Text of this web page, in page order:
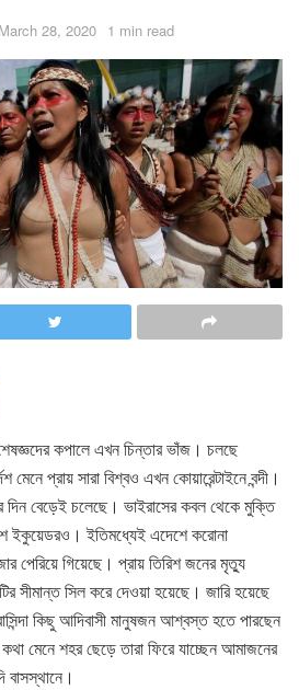
March 28, 2020 1 min read
কপালে এখন চিন্তার ভাঁজ। চলছে
মেনে প্রায় সারা বিশ্বও এখন কোয়ারেন্টাইনে বন্দী।
বেড়েই চলেছে। ভাইরাসের কবল থেকে মুক্তি
ইকুয়েডরও। ইতিমধ্যেই এদেশে করোনা
পেরিয়ে গিয়েছে। প্রায় তিরিশ জনের মৃত্যু
সীমান্ত সিল করে দেওয়া হয়েছে। জারি হয়েছে
কিছু আদিবাসী মানুষজন আশ্বস্ত হতে পারছেন
মেনে শহর ছেড়ে তারা ফিরে যাচ্ছেন আমাজনের